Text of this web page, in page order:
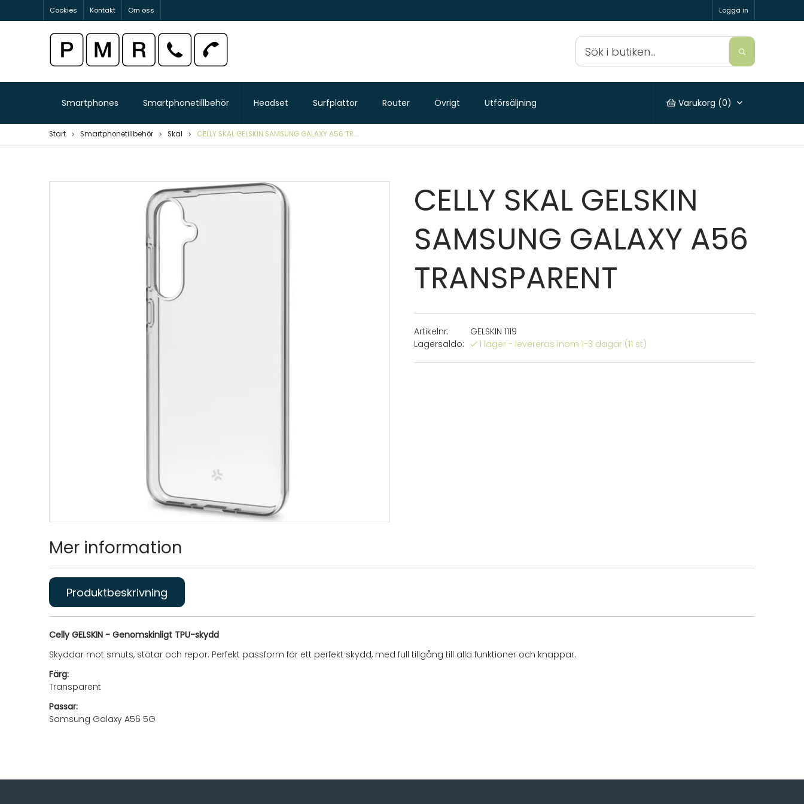
Cookies Kontakt Om oss Logga in
Smartphones Smartphonetillbehör Headset Surfplattor Router Övrigt Utförsäljning Varukorg (0)
Start Smartphonetillbehör Skal CELLY SKAL GELSKIN SAMSUNG GALAXY A56 TR...
CELLY SKAL GELSKIN
SAMSUNG GALAXY A56
TRANSPARENT
Artikelnr:
GELSKIN 1119
Lagersaldo:
I lager - levereras inom 1-3 dagar (11 st)
Mer information
Produktbeskrivning
Celly GELSKIN - Genomskinligt TPU-skydd
Skyddar mot smuts, stötar och repor. Perfekt passform för ett perfekt skydd, med full tillgång till alla funktioner och knappar.
Färg:
Transparent
Passar:
Samsung Galaxy A56 5G